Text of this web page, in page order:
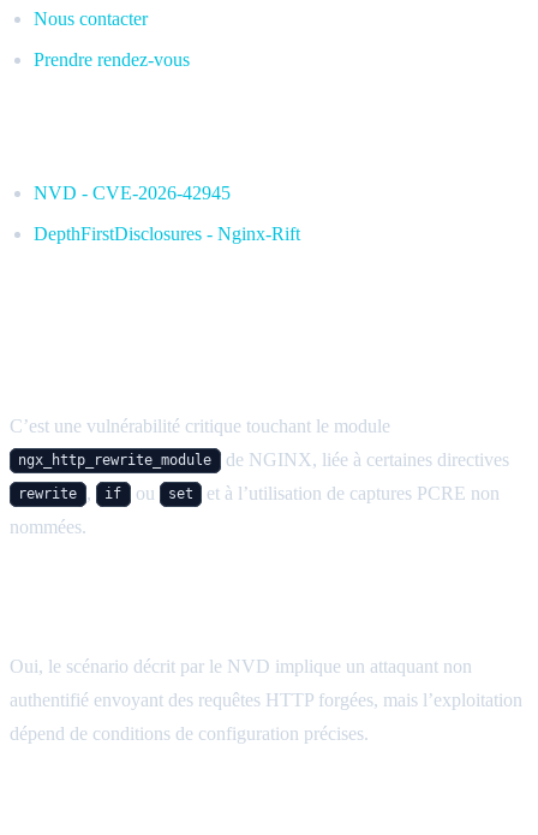
Nous contacter
Prendre rendez-vous
NVD - CVE-2026-42945
DepthFirstDisclosures - Nginx-Rift
C’est une vulnérabilité critique touchant le module
ngx_http_rewrite_module de NGINX, liée à certaines directives
rewrite , if ou set
et à l’utilisation de captures PCRE non
nommées.
Oui, le scénario décrit par le NVD implique un attaquant non
authentifié envoyant des requêtes HTTP forgées, mais l’exploitation
dépend de conditions de configuration précises.